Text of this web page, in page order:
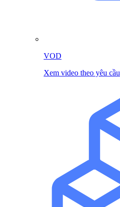
VOD
Xem video theo yêu cầu